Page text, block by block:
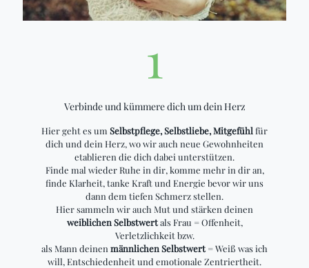
1
Verbinde und kümmere dich um dein Herz
Hier geht es um Selbstpflege, Selbstliebe, Mitgefühl für
dich und dein Herz, wo wir auch neue Gewohnheiten
etablieren die dich dabei unterstützen.
Finde mal wieder Ruhe in dir, komme mehr in dir an,
finde Klarheit, tanke Kraft und Energie bevor wir uns
dann dem tiefen Schmerz stellen.
Hier sammeln wir auch Mut und stärken deinen
weiblichen Selbstwertals Frau = Offenheit,
Verletzlichkeit bzw.
als Mann deinen männlichen Selbstwert= Weiß was ich
will, Entschiedenheit und emotionale Zentriertheit.